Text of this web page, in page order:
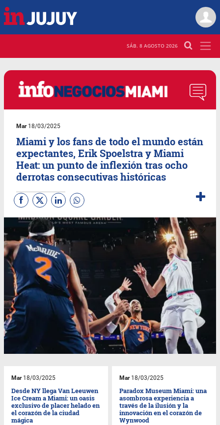
SÁB. 8 AGOSTO 2026
Mar18/03/2025
Miami y los fans de todo el mundo están
expectantes, Erik Spoelstra y Miami
Heat: un punto de inflexión tras ocho
derrotas consecutivas históricas
Mar18/03/2025
Desde NY llega Van Leeuwen
Ice Cream a Miami: un oasis
exclusivo de placer helado en
el corazón de la ciudad
mágica
Mar18/03/2025
Paradox Museum Miami: una
asombrosa experiencia a
través de la ilusión y la
innovación en el corazón de
Wynwood